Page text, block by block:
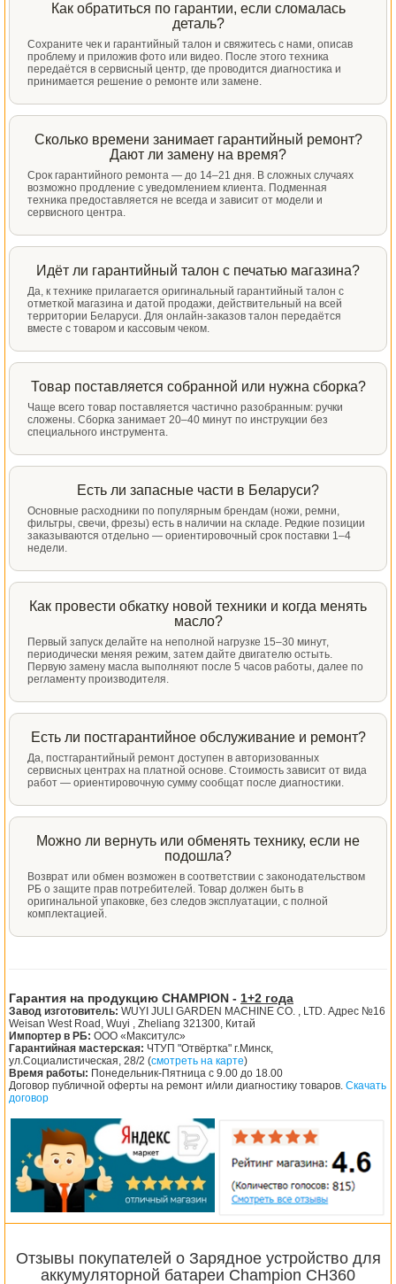
Как обратиться по гарантии, если сломалась
деталь?
Сохраните чек и гарантийный талон и свяжитесь с нами, описав
проблему и приложив фото или видео. После этого техника
передаётся в сервисный центр, где проводится диагностика и
принимается решение о ремонте или замене.
Сколько времени занимает гарантийный ремонт?
Дают ли замену на время?
Срок гарантийного ремонта — до 14–21 дня. В сложных случаях
возможно продление с уведомлением клиента. Подменная
техника предоставляется не всегда и зависит от модели и
сервисного центра.
Идёт ли гарантийный талон с печатью магазина?
Да, к технике прилагается оригинальный гарантийный талон с
отметкой магазина и датой продажи, действительный на всей
территории Беларуси. Для онлайн-заказов талон передаётся
вместе с товаром и кассовым чеком.
Товар поставляется собранной или нужна сборка?
Чаще всего товар поставляется частично разобранным: ручки
сложены. Сборка занимает 20–40 минут по инструкции без
специального инструмента.
Есть ли запасные части в Беларуси?
Основные расходники по популярным брендам (ножи, ремни,
фильтры, свечи, фрезы) есть в наличии на складе. Редкие позиции
заказываются отдельно — ориентировочный срок поставки 1–4
недели.
Как провести обкатку новой техники и когда менять
масло?
Первый запуск делайте на неполной нагрузке 15–30 минут,
периодически меняя режим, затем дайте двигателю остыть.
Первую замену масла выполняют после 5 часов работы, далее по
регламенту производителя.
Есть ли постгарантийное обслуживание и ремонт?
Да, постгарантийный ремонт доступен в авторизованных
сервисных центрах на платной основе. Стоимость зависит от вида
работ — ориентировочную сумму сообщат после диагностики.
Можно ли вернуть или обменять технику, если не
подошла?
Возврат или обмен возможен в соответствии с законодательством
РБ о защите прав потребителей. Товар должен быть в
оригинальной упаковке, без следов эксплуатации, с полной
комплектацией.
Гарантия на продукцию CHAMPION - 1+2 года
Завод изготовитель: WUYI JULI GARDEN MACHINE CO. , LTD. Адрес №16
Weisan West Road, Wuyi , Zheliang 321300, Китай
Импортер в РБ: ООО «Макситулс»
Гарантийная мастерская: ЧТУП "Отвёртка" г.Минск,
ул.Социалистическая, 28/2 (смотреть на карте)
Время работы: Понедельник-Пятница с 9.00 до 18.00
Договор публичной оферты на ремонт и/или диагностику товаров. Скачать
договор
Отзывы покупателей о Зарядное устройство для
аккумуляторной батареи Champion CH360